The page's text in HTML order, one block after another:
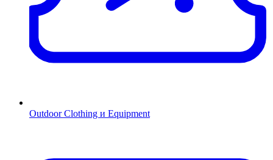
Outdoor Clothing и Equipment